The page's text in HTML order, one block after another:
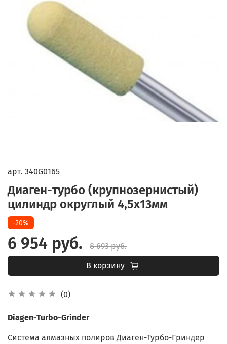
арт. 340G0165
Диаген-турбо (крупнозернистый)
цилиндр округлый 4,5х13мм
(0)
-20%
6 954 руб.
8 693 руб.
В корзину
Diagen-Turbo-Grinder
Система алмазных полиров Диаген-Турбо-Гриндер